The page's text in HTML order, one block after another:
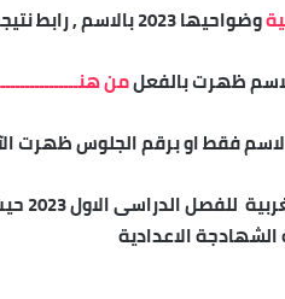
وضواحيها 2023 بالاسم , رابط نتيجة البوابة الالكترونية لمحافظة الغربية .
ظهرت بالفعلمن
الاعدادية